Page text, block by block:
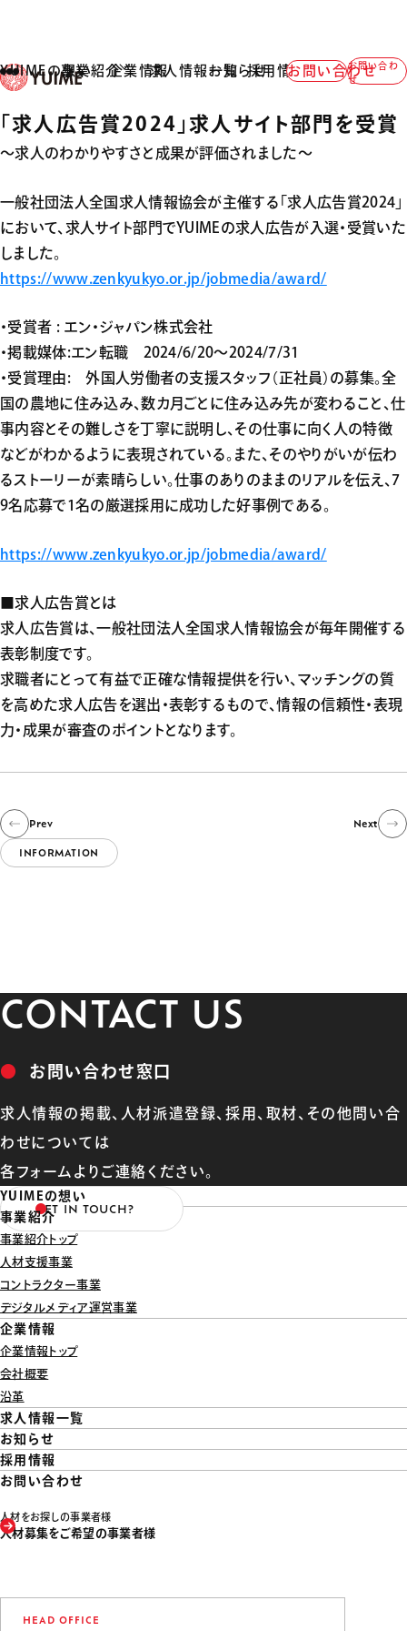
YUIMEの想い事業紹介企業情報求人情報一覧お知らせ採用情報お問い合わせ
お問い合わ
せ
TOPーNEWSー「求人広告賞2024」求人サイト部門を受賞
2025.06.13NEWS
「求人広告賞2024」求人サイト部門を受賞
～求人のわかりやすさと成果が評価されました～
一般社団法人全国求人情報協会が主催する「求人広告賞2024」
において、求人サイト部門でYUIMEの求人広告が入選・受賞いた
しました。
https://www.zenkyukyo.or.jp/jobmedia/award/
・受賞者 : エン・ジャパン株式会社
・掲載媒体:エン転職 2024/6/20～2024/7/31
・受賞理由: 外国人労働者の支援スタッフ（正社員）の募集。全
国の農地に住み込み、数カ月ごとに住み込み先が変わること、仕
事内容とその難しさを丁寧に説明し、その仕事に向く人の特徴
などがわかるように表現されている。また、そのやりがいが伝わ
るストーリーが素晴らしい。仕事のありのままのリアルを伝え、7
9名応募で1名の厳選採用に成功した好事例である。
https://www.zenkyukyo.or.jp/jobmedia/award/
■求人広告賞とは
求人広告賞は、一般社団法人全国求人情報協会が毎年開催する
表彰制度です。
求職者にとって有益で正確な情報提供を行い、マッチングの質
を高めた求人広告を選出・表彰するもので、情報の信頼性・表現
力・成果が審査のポイントとなります。
Prev Next
INFORMATION
CONTACT US
● お問い合わせ窓口
求人情報の掲載、人材派遣登録、採用、取材、その他問い合
わせについては
各フォームよりご連絡ください。
GET IN TOUCH?
YUIMEの想い
事業紹介
事業紹介トップ
人材支援事業
コントラクター事業
デジタルメディア運営事業
企業情報
企業情報トップ
会社概要
沿革
求人情報一覧
お知らせ
採用情報
お問い合わせ
人材をお探しの事業者様
人材募集をご希望の事業者様
HEAD OFFICE